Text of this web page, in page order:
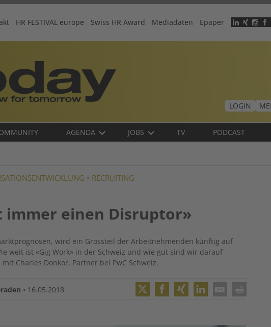
Header
menu
HR FESTIVAL europe Swiss HR Award Mediadaten Epaper
LOGIN
AGENDA JOBS TV PODCAST
• RECRUITING
immer einen Disruptor»
wird ein Grossteil der Arbeitnehmenden künftig auf
weit ist «Gig Work» in der Schweiz und wie gut sind wir darauf
Charles Donkor, Partner bei PwC Schweiz.
• 16.05.2018